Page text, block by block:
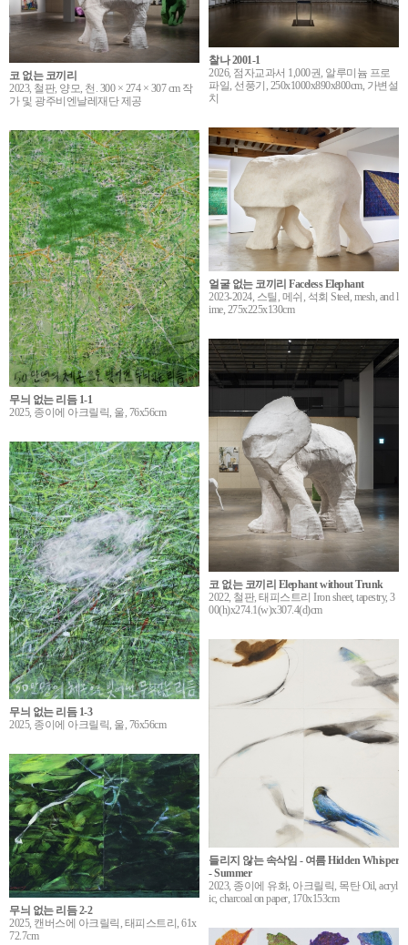
코 없는 코끼리
2023, 철판, 양모, 천. 300 × 274 × 307 cm 작
가 및 광주비엔날레재단 제공
찰나 2001-1
2026, 점자교과서 1,000권, 알루미늄 프로
파일, 선풍기, 250x1000x890x800cm, 가변설
치
얼굴 없는 코끼리 Faceless Elephant
2023-2024, 스틸, 메쉬, 석회 Steel, mesh, and l
ime, 275x225x130cm
무늬 없는 리듬 1-1
2025, 종이에 아크릴릭, 울, 76x56cm
코 없는 코끼리 Elephant without Trunk
2022, 철판, 태피스트리 Iron sheet, tapestry, 3
00(h)x274.1(w)x307.4(d)cm
무늬 없는 리듬 1-3
2025, 종이에 아크릴릭, 울, 76x56cm
들리지 않는 속삭임 - 여름 Hidden Whisper
- Summer
2023, 종이에 유화, 아크릴릭, 목탄 Oil, acryl
ic, charcoal on paper, 170x153cm
무늬 없는 리듬 2-2
2025, 캔버스에 아크릴릭, 태피스트리, 61x
72.7cm